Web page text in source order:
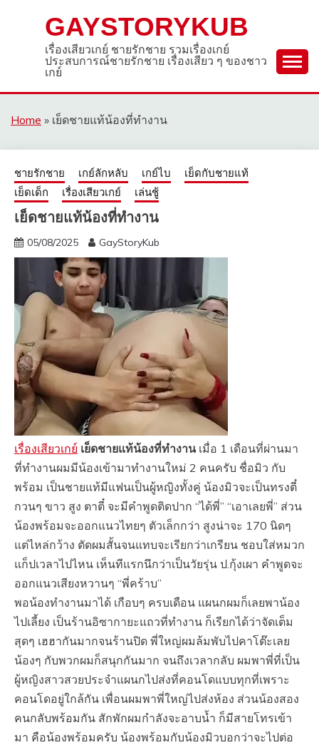
GAYSTORYKUB
เรื่องเสียวเกย์ ชายรักชาย รวมเรื่องเกย์
ประสบการณ์ชายรักชาย เรื่องเสียว ๆ ของชาว
เกย์
Home » เย็ดชายแท้น้องที่ทำงาน
ชายรักชาย เกย์ลักหลับ เกย์ไบ
เย็ดกับชายแท้
เย็ดเด็ก
เรื่องเสียวเกย์ เล่นชู้
เย็ดชายแท้น้องที่ทำงาน
05/08/2025 GayStoryKub
เรื่องเสียวเกย์ เย็ดชายแท้น้องที่ทำงานเมื่อ 1 เดือนที่ผ่านมา
ที่ทำงานผมมีน้องเข้ามาทำงานใหม่ 2 คนครับ ชื่อมิว กับ
พร้อม เป็นชายแท้มีแฟนเป็นผู้หญิงทั้งคู่ น้องมิวจะเป็นทรงตี๋
กวนๆ ขาว สูง ตาตี๋ จะมีคำพูดติดปาก “ได้พี่” “เอาเลยพี่” ส่วน
น้องพร้อมจะออกแนวไทยๆ ตัวเล็กกว่า สูงน่าจะ 170 นิดๆ
แต่ไหล่กว้าง ตัดผมสั้นจนแทบจะเรียกว่าเกรียน ชอบใส่หมวก
แก็ปเวลาไปไหน เห็นทีแรกนึกว่าเป็นวัยรุ่น ป.กุ้งเผา คำพูดจะ
ออกแนวเสียงหวานๆ “พี่คร้าบ”
พอน้องทำงานมาได้ เกือบๆ ครบเดือน แผนกผมก็เลยพาน้อง
ไปเลี้ยง เป็นร้านอิซากายะแถวที่ทำงาน ก็เรียกได้ว่าจัดเต็ม
สุดๆ เฮฮากันมากจนร้านปิด พี่ใหญ่ผมล้มพับไปคาโต๊ะเลย
น้องๆ กับพวกผมก็สนุกกันมาก จนถึงเวลากลับ ผมพาพี่ที่เป็น
ผู้หญิงสาวสวยประจำแผนกไปส่งที่คอนโดแบบทุกที่เพราะ
คอนโดอยู่ใกล้กัน เพื่อนผมพาพี่ใหญ่ไปส่งห้อง ส่วนน้องสอง
คนกลับพร้อมกัน สักพักผมกำลังจะอาบน้ำ ก็มีสายโทรเข้า
มา คือน้องพร้อมครับ น้องพร้อมกับน้องมิวบอกว่าจะไปต่อ